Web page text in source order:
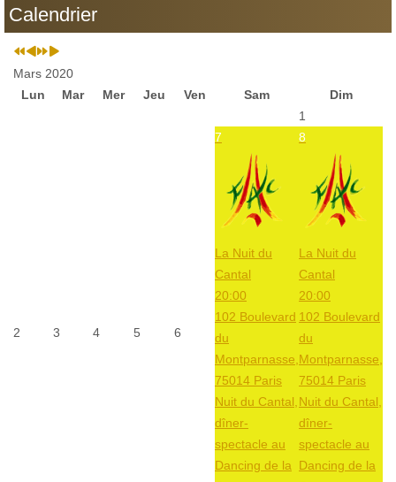
Calendrier
Mars 2020
Lun
Mar Mer Jeu Ven Sam
Dim
1
2 3 4 5 6
7
La Nuit du
Cantal
20:00
102 Boulevard
du
Montparnasse,
75014 Paris
Nuit du Cantal,
dîner-
spectacle au
Dancing de la
8
La Nuit du
Cantal
20:00
102 Boulevard
du
Montparnasse,
75014 Paris
Nuit du Cantal,
dîner-
spectacle au
Dancing de la